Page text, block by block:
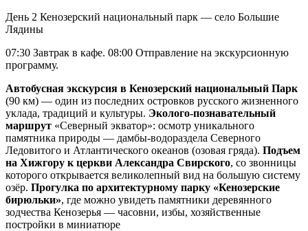
День 2 Кенозерский национальный парк — село Большие
Лядины
07:30 Завтрак в кафе. 08:00 Отправление на экскурсионную
программу.
Автобусная экскурсия в Кенозерский национальный Парк
(90 км) — один из последних островков русского жизненного
уклада, традиций и культуры. Эколого-познавательный
маршрут «Северный экватор»: осмотр уникального
памятника природы — дамбы-водораздела Северного
Ледовитого и Атлантического океанов (озовая гряда). Подъем
на Хижгору к церкви Александра Свирского, со звонницы
которого открывается великолепный вид на большую систему
озёр. Прогулка по архитектурному парку «Кенозерские
бирюльки», где можно увидеть памятники деревянного
зодчества Кенозерья — часовни, избы, хозяйственные
постройки в миниатюре